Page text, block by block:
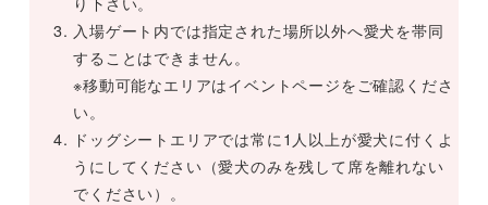
入場ゲート内では指定された場所以外へ愛犬を帯同
することはできません。
※移動可能なエリアはイベントページをご確認くださ
い。
ドッグシートエリアでは常に1人以上が愛犬に付くよ
うにしてください（愛犬のみを残して席を離れない
でください）。